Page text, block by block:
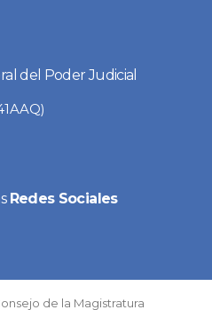
del Poder Judicial
Redes Sociales
de la Magistratura